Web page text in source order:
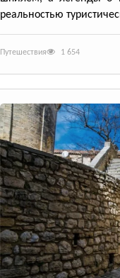
реальностью
Путешествия 1 654